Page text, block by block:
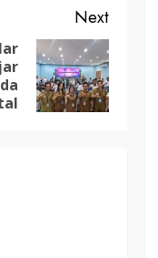
Next